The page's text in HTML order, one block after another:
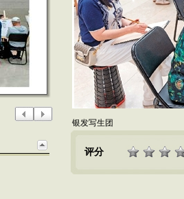
银发写生团
评分